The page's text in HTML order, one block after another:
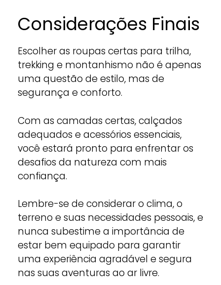
Considerações Finais
Escolher as roupas certas para trilha,
trekking e montanhismo não é apenas
uma questão de estilo, mas de
segurança e conforto.
Com as camadas certas, calçados
adequados e acessórios essenciais,
você estará pronto para enfrentar os
desafios da natureza com mais
confiança.
Lembre-se de considerar o clima, o
terreno e suas necessidades pessoais, e
nunca subestime a importância de
estar bem equipado para garantir
uma experiência agradável e segura
nas suas aventuras ao ar livre.